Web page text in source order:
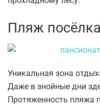
Пляж
Уникальная зона
Даже в знойные дни
Протяженность пляжа